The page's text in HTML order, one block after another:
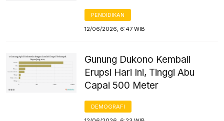
PENDIDIKAN
12/06/2026, 6:47 WIB
Gunung Dukono Kembali
Erupsi Hari Ini, Tinggi Abu
Capai 500 Meter
DEMOGRAFI